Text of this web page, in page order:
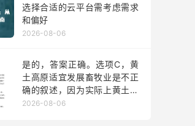
选择合适的云平台需考虑需求
和偏好
2026-08-06
是的，答案正确。选项C，黄
土高原适宜发展畜牧业是不正
确的叙述，因为实际上黄土高
原更适合种植业的发展而非畜
2026-08-06